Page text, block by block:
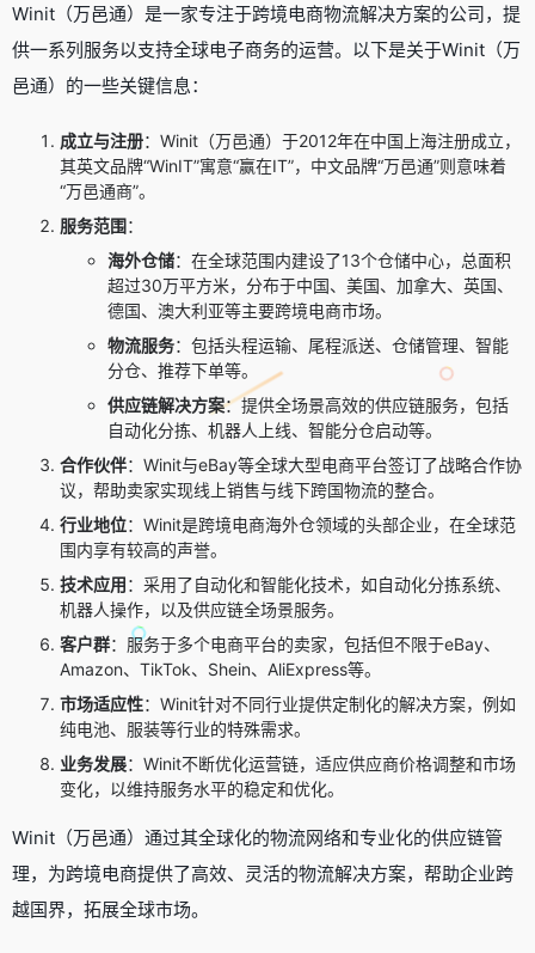
Winit（万邑通）是一家专注于跨境电商物流解决方案的公司，提
供一系列服务以支持全球电子商务的运营。以下是关于Winit（万
邑通）的一些关键信息：
成立与注册：Winit（万邑通）于2012年在中国上海注册成立，
其英文品牌“WinIT”寓意“赢在IT”，中文品牌“万邑通”则意味着
“万邑通商”。
服务范围：
海外仓储：在全球范围内建设了13个仓储中心，总面积
超过30万平方米，分布于中国、美国、加拿大、英国、
德国、澳大利亚等主要跨境电商市场。
物流服务：包括头程运输、尾程派送、仓储管理、智能
分仓、推荐下单等。
供应链解决方案：提供全场景高效的供应链服务，包括
自动化分拣、机器人上线、智能分仓启动等。
合作伙伴：Winit与eBay等全球大型电商平台签订了战略合作协
议，帮助卖家实现线上销售与线下跨国物流的整合。
行业地位：Winit是跨境电商海外仓领域的头部企业，在全球范
围内享有较高的声誉。
技术应用：采用了自动化和智能化技术，如自动化分拣系统、
机器人操作，以及供应链全场景服务。
客户群：服务于多个电商平台的卖家，包括但不限于eBay、
Amazon、TikTok、Shein、AliExpress等。
市场适应性：Winit针对不同行业提供定制化的解决方案，例如
纯电池、服装等行业的特殊需求。
业务发展：Winit不断优化运营链，适应供应商价格调整和市场
变化，以维持服务水平的稳定和优化。
Winit（万邑通）通过其全球化的物流网络和专业化的供应链管
理，为跨境电商提供了高效、灵活的物流解决方案，帮助企业跨
越国界，拓展全球市场。